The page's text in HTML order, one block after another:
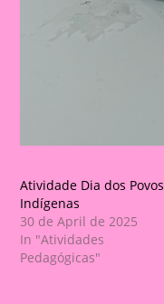
Atividade Dia dos Povos
Indígenas
30 de April de 2025
In "Atividades
Pedagógicas"